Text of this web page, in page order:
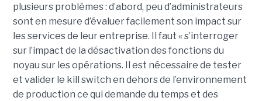
plusieurs problèmes : d’abord, peu d’administrateurs
sont en mesure d’évaluer facilement son impact sur
les services de leur entreprise. Il faut « s’interroger
sur l’impact de la désactivation des fonctions du
noyau sur les opérations. Il est nécessaire de tester
et valider le kill switch en dehors de l’environnement
de production ce qui demande du temps et des